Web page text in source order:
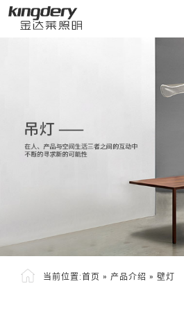
当前位置:首页 » 产品介绍 » 壁灯